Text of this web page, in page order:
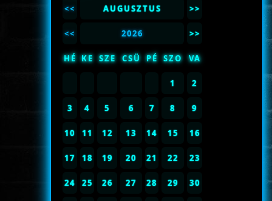
<< AUGUSZTUS >>
<< 2026 >>
HÉ KE SZE CSÜ PÉ SZO VA
1 2
3 4 5 6 7 8 9
10 11 12 13 14 15 16
17 18 19 20 21 22 23
24 25 26 27 28 29 30